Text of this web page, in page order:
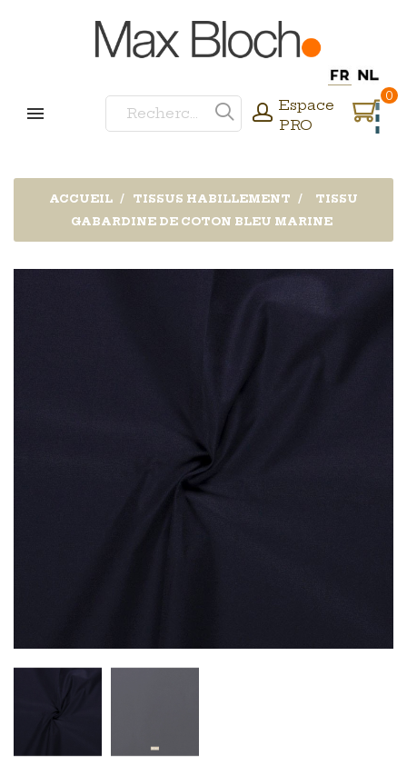
Espace
PRO
0
ACCUEIL TISSUS HABILLEMENT
TISSU
GABARDINE DE COTON BLEU MARINE